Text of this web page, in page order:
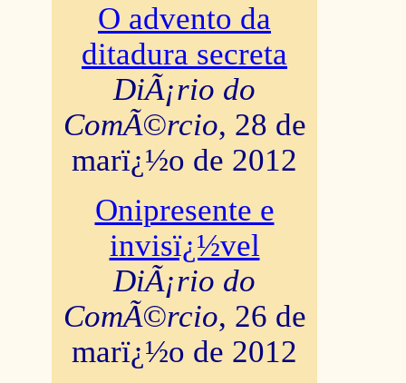
O advento da
ditadura secreta
DiÃ¡rio do
ComÃ©rcio, 28 de
marï¿½o de 2012
Onipresente e
invisï¿½vel
DiÃ¡rio do
ComÃ©rcio, 26 de
marï¿½o de 2012